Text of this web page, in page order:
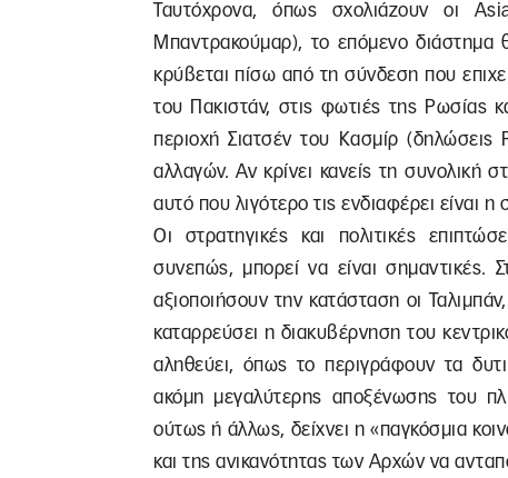
Ταυτόχρονα, όπως σχολιάζουν οι
Μπαντρακούμαρ), το επόμενο διάστημα
κρύβεται πίσω από τη σύνδεση που
του Πακιστάν, στις φωτιές της Ρωσίας
περιοχή Σιατσέν του Κασμίρ
αλλαγών. Αν κρίνει κανείς τη συνολική
αυτό που λιγότερο τις ενδιαφέρει είναι
Οι στρατηγικές και πολιτικές
συνεπώς, μπορεί να είναι σημαντικές.
αξιοποιήσουν την κατάσταση οι
καταρρεύσει η διακυβέρνηση του
αληθεύει, όπως το περιγράφουν τα
ακόμη μεγαλύτερης αποξένωσης του
ούτως ή άλλως, δείχνει η «παγκόσμια
και της ανικανότητας των Αρχών να